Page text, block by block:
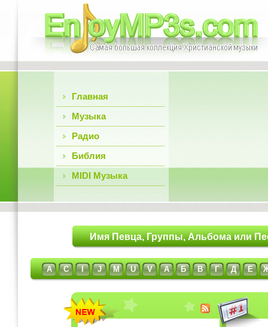
Главная
Музыка
Радио
Библия
MIDI Музыка
Имя Певца, Группы, Альбома или
A C I J M U V А Б В Г Д Е